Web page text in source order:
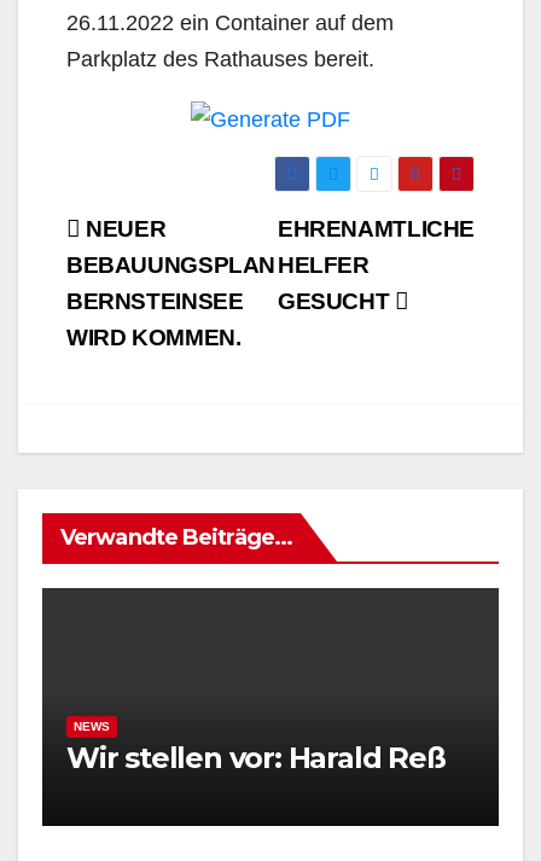
26.11.2022 ein Container auf dem
Parkplatz des Rathauses bereit.
Beitrags-
Navigation
EHRENAMTLICHE
HELFER
GESUCHT
NEUER
BEBAUUNGSPLAN
BERNSTEINSEE
WIRD KOMMEN.
Verwandte Beiträge...
NEWS
Wir stellen vor: Harald Reß